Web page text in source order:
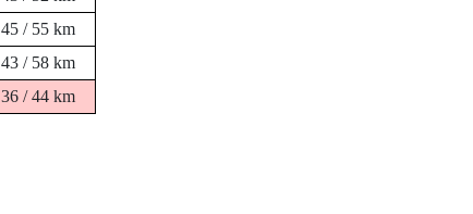
45 / 55 km
43 / 58 km
36 / 44 km